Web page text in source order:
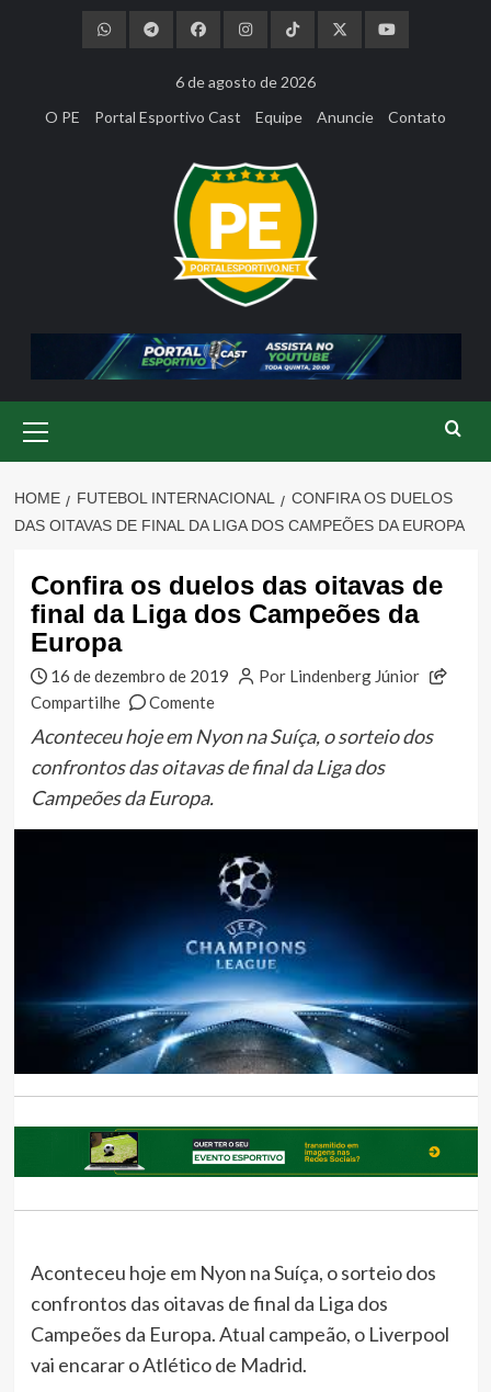
6 de agosto de 2026
O PE
Portal Esportivo Cast Equipe Anuncie Contato
Menu
HOME FUTEBOL INTERNACIONAL
CONFIRA OS DUELOS
DAS OITAVAS DE FINAL DA LIGA DOS CAMPEÕES DA EUROPA
Confira os duelos das oitavas de
final da Liga dos Campeões da
Europa
16 de dezembro de 2019
Por Lindenberg Júnior
Compartilhe
Comente
Aconteceu hoje em Nyon na Suíça, o sorteio dos
confrontos das oitavas de final da Liga dos
Campeões da Europa.
Aconteceu hoje em Nyon na Suíça, o sorteio dos
confrontos das oitavas de final da Liga dos
Campeões da Europa. Atual campeão, o Liverpool
vai encarar o Atlético de Madrid.